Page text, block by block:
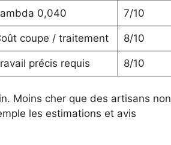
0,040 7/10
coupe / traitement 8/10
précis requis 8/10
Moins cher que des artisans non
les estimations et avis